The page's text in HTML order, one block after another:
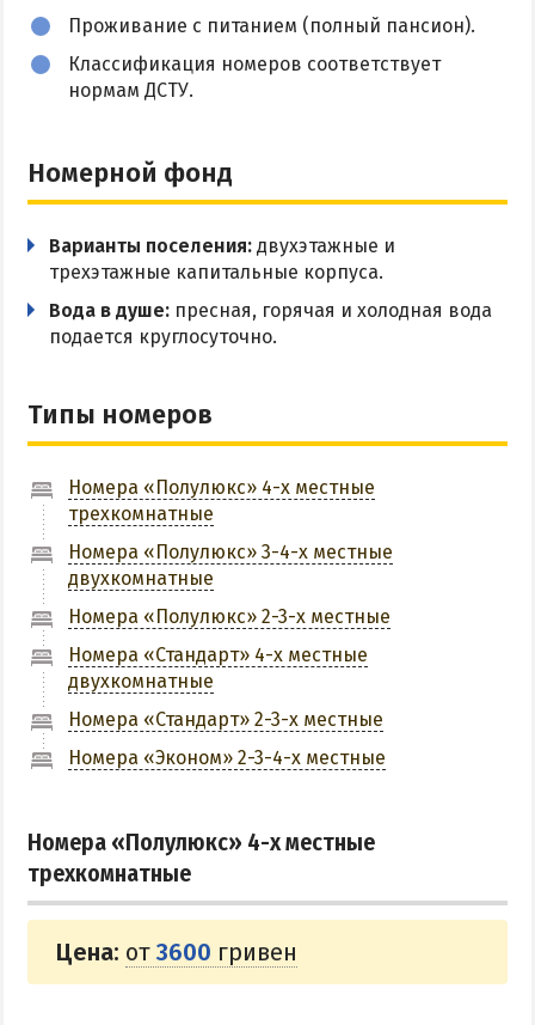
Цены в Приморске 2026
Все веб-камеры Приморска
Ясная поляна
Набережное
Борисовский спуск
ПРИМОРСКИЙ ПОСАД
КУРОРТЫ БЕЛОСАРАЙСКОГО ЗАЛИВА
Азовская Ялта
Бабах-Тарама
Белосарайская коса
Юрьевка
АЗОВСКОЕ МОРЕ
Все отели и базы отдыха на Азовском море
Виндсерфинг на Азовском море
Проживание с питанием (полный пансион).
Классификация номеров соответствует
нормам ДСТУ.
Номерной фонд
Варианты поселения: двухэтажные и
трехэтажные капитальные корпуса.
Вода в душе: пресная, горячая и холодная вода
подается круглосуточно.
Типы номеров
Номера «Полулюкс» 4-х местные
трехкомнатные
Номера «Полулюкс» 3-4-х местные
двухкомнатные
Номера «Полулюкс» 2-3-х местные
Номера «Стандарт» 4-х местные
двухкомнатные
Номера «Стандарт» 2-3-х местные
Номера «Эконом» 2-3-4-х местные
Номера «Полулюкс» 4-х местные
трехкомнатные
Цена: от 3600 гривен